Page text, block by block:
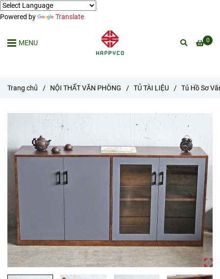
Powered by Translate
0
MENU
Trang chủ / NỘI THẤT VĂN PHÒNG / TỦ TÀI LIỆU / Tủ Hồ Sơ